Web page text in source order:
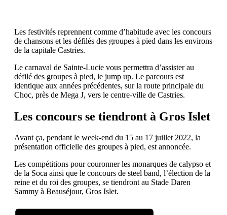
Les festivités reprennent comme d’habitude avec les concours
de chansons et les défilés des groupes à pied dans les environs
de la capitale Castries.
Le carnaval de Sainte-Lucie vous permettra d’assister au
défilé des groupes à pied, le jump up. Le parcours est
identique aux années précédentes, sur la route principale du
Choc, près de Mega J, vers le centre-ville de Castries.
Les concours se tiendront à Gros Islet
Avant ça, pendant le week-end du 15 au 17 juillet 2022, la
présentation officielle des groupes à pied, est annoncée.
Les compétitions pour couronner les monarques de calypso et
de la Soca ainsi que le concours de steel band, l’élection de la
reine et du roi des groupes, se tiendront au Stade Daren
Sammy à Beauséjour, Gros Islet.